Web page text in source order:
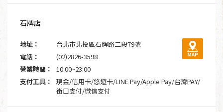
石牌店
地址：
台北市北投區石牌路二段79號
電話：
(02)2826-3598
營業時間：
10:00~23:00
支付工具：
現金/信用卡/悠遊卡/LINE Pay/Apple Pay/台灣PAY/
街口支付/微信支付